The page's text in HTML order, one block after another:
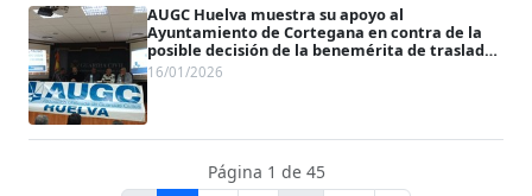
AUGC Huelva muestra su apoyo al
Ayuntamiento de Cortegana en contra de la
posible decisión de la benemérita de trasladar
la capitanía a Aracena
16/01/2026
Página 1 de 45